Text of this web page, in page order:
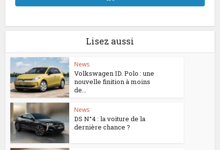
Lisez aussi
News
Volkswagen ID. Polo : une
nouvelle finition à moins
de...
News
DS N°4 : la voiture de la
dernière chance ?